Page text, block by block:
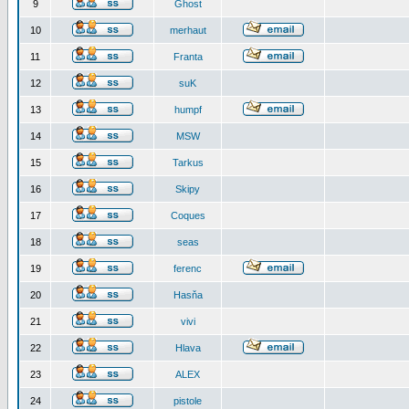
9 Ghost
10 merhaut
11 Franta
12 suK
13 humpf
14 MSW
15 Tarkus
16 Skipy
17 Coques
18 seas
19 ferenc
20 Hasňa
21 vivi
22 Hlava
23 ALEX
24 pistole